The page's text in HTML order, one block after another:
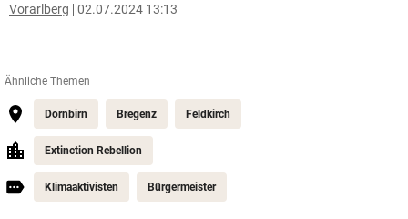
Vorarlberg 02.07.2024 13:13
Ähnliche Themen
Dornbirn Bregenz Feldkirch
Extinction Rebellion
Klimaaktivisten Bürgermeister